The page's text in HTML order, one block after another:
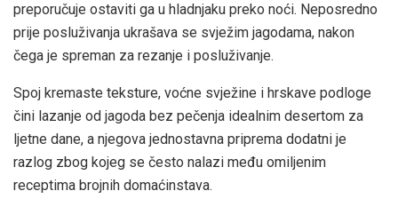
preporučuje ostaviti ga u hladnjaku preko noći. Neposredno
prije posluživanja ukrašava se svježim jagodama, nakon
čega je spreman za rezanje i posluživanje.
Spoj kremaste teksture, voćne svježine i hrskave podloge
čini lazanje od jagoda bez pečenja idealnim desertom za
ljetne dane, a njegova jednostavna priprema dodatni je
razlog zbog kojeg se često nalazi među omiljenim
receptima brojnih domaćinstava.